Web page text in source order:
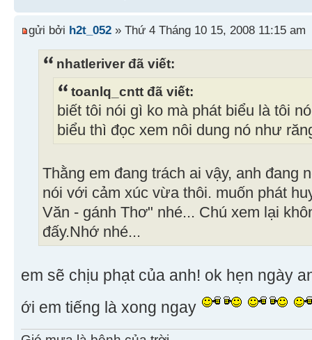
gửi bởi h2t_052 » Thứ 4 Tháng 10 15, 2008 11:15 am
nhatleriver đã viết:
toanlq_cntt đã viết:
biết tôi nói gì ko mà phát biểu là tôi
biểu thì đọc xem nôi dung nó như
Thằng em đang trách ai vậy, anh đang
nói với cảm xúc vừa thôi. muốn phát
Văn - gánh Thơ" nhé... Chú xem lại
đấy.Nhớ nhé...
em sẽ chịu phạt của anh! ok hẹn ngày
ới em tiếng là xong ngay